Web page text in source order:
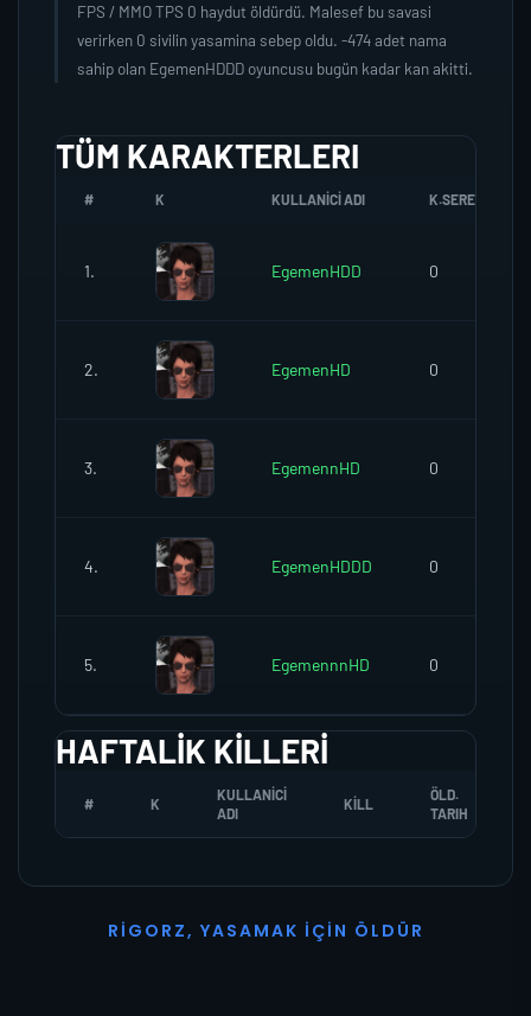
FPS / MMO TPS 0 haydut öldürdü. Malesef bu savasi
verirken 0 sivilin yasamina sebep oldu. -474 adet nama
sahip olan EgemenHDDD oyuncusu bugün kadar kan akitti.
TÜM KARAKTERLERI
# K KULLANICI ADI K.SEREFI
1. EgemenHDD 0
2. EgemenHD 0
3. EgemennHD 0
4. EgemenHDDD 0
5. EgemennnHD 0
HAFTALIK KILLERI
# K
KULLANICI
ADI
KILL
ÖLD.
TARIH
R I G O R Z, YASAMAK İ ÇI N Ö L D Ü R